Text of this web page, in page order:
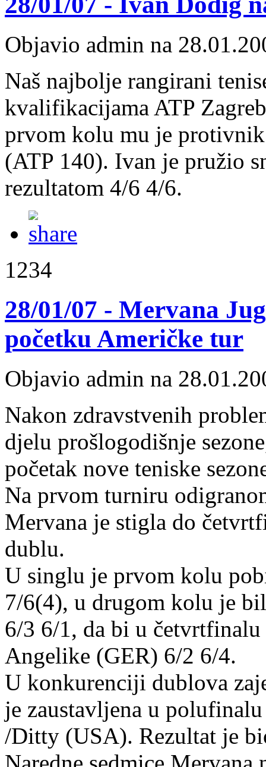
Objavio admin na
Naš najbolje rangirani
kvalifikacijama ATP
prvom kolu mu je
(ATP 140). Ivan je pružio
rezultatom 4/6 4/6.
1234
28/01/07 - Mervana
početku Američke tur
Objavio admin na
Nakon zdravstvenih
djelu prošlogodišnje
početak nove teniske
Na prvom turniru
Mervana je stigla do
dublu.
U singlu je prvom kolu
7/6(4), u drugom kolu je
6/3 6/1, da bi u četvrtfinalu
Angelike (GER) 6/2 6/4.
U konkurenciji dublova
je zaustavljena u
/Ditty (USA). Rezultat je